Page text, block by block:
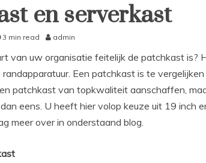
en serverkast
3 min read admin
van uw organisatie feitelijk de patchkast is?
Een patchkast is te
patchkast van topkwaliteit aanschaffen,
dan eens. U heeft hier volop keuze uit 19 inch
meer over in onderstaand blog.